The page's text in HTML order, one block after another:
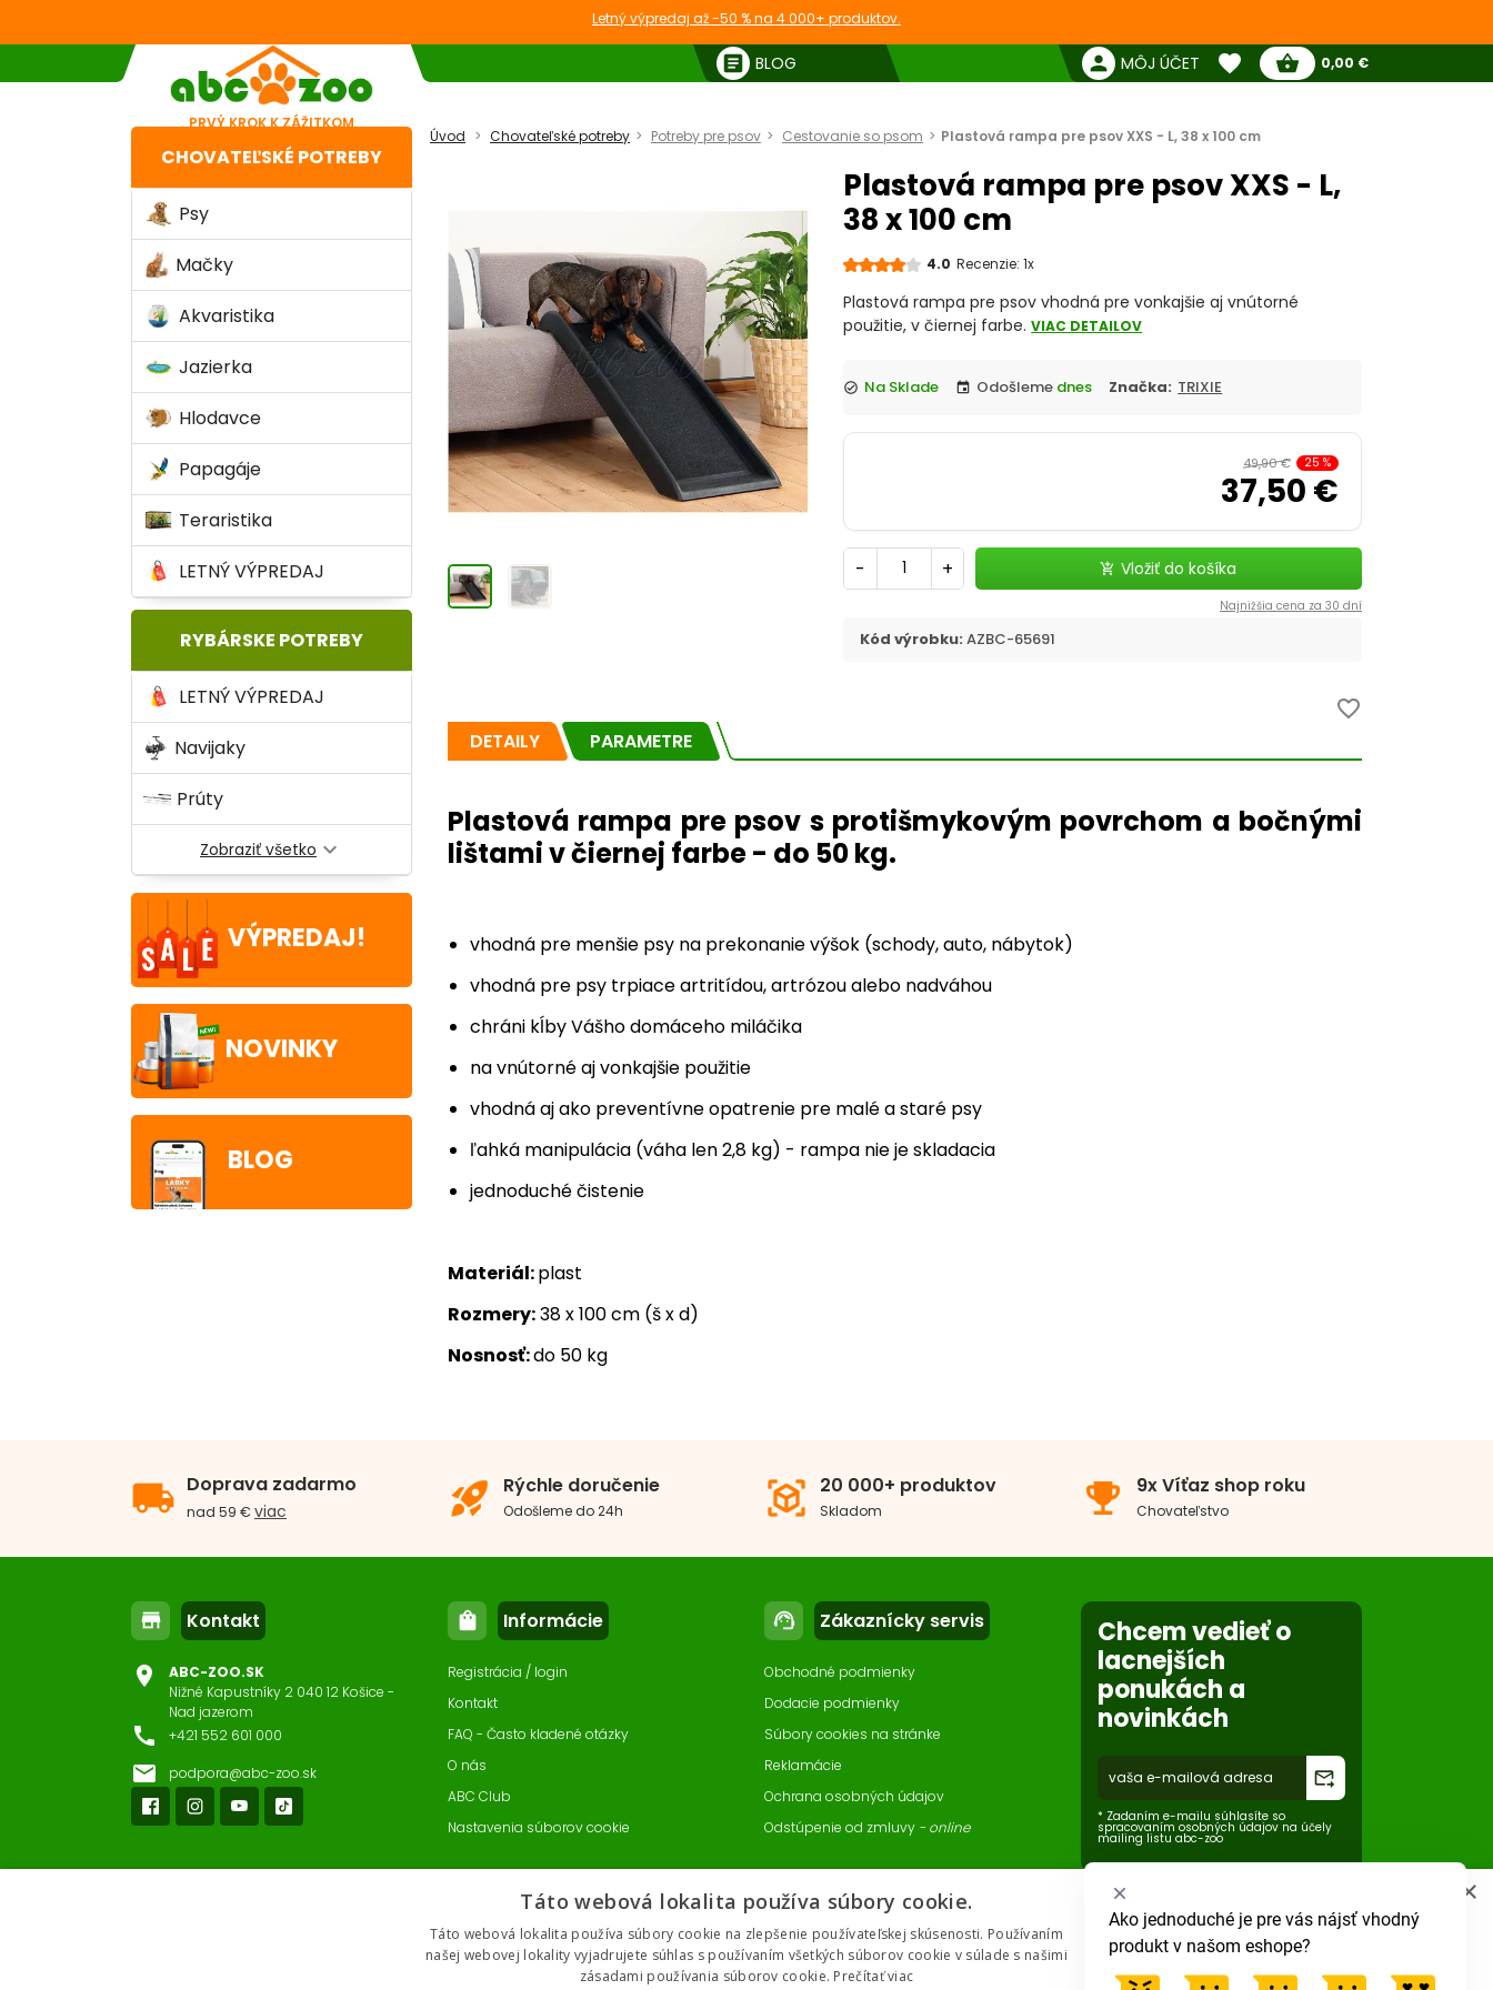
Letný výpredaj až -50 % na 4 000+ produktov.
PRVÝ KROK K ZÁŽITKOM
article BLOG person MÔJ ÚČET favorite
Obľúbené produkty
shopping_basket
Pokladňa
0,00 €
CHOVATEĽSKÉ POTREBY
Psy
Mačky
Akvaristika
Jazierka
Hlodavce
Papagáje
Teraristika
LETNÝ VÝPREDAJ
RYBÁRSKE POTREBY
LETNÝ VÝPREDAJ
Navijaky
Prúty
Zobraziť všetko expand_more
VÝPREDAJ!
NOVINKY
BLOG
Úvod Chovateľské potreby Potreby pre psov Cestovanie so psom Plastová rampa pre psov XXS - L, 38 x 100 cm
Plastová rampa pre psov XXS - L,
38 x 100 cm
4.0 Recenzie: 1x
Plastová rampa pre psov vhodná pre vonkajšie aj vnútorné
použitie, v čiernej farbe.VIAC DETAILOV
check_circle Na Sklade event Odošleme dnes Značka: TRIXIE
49,90 € 25 %
37,50 €
- + add_shopping_cart Vložiť do košíka
Najnižšia cena za 30 dní
Kód výrobku: AZBC-65691
favorite_border
DETAILY PARAMETRE
Plastová rampa pre psov s protišmykovým povrchom a bočnými
lištami v čiernej farbe - do 50 kg.
vhodná pre menšie psy na prekonanie výšok (schody, auto, nábytok)
vhodná pre psy trpiace artritídou, artrózou alebo nadváhou
chráni kĺby Vášho domáceho miláčika
na vnútorné aj vonkajšie použitie
vhodná aj ako preventívne opatrenie pre malé a staré psy
ľahká manipulácia (váha len 2,8 kg) - rampa nie je skladacia
jednoduché čistenie
Materiál:plast
Rozmery:38 x 100 cm (š x d)
Nosnosť:do 50 kg
Materiál Plast
0x
local_shipping Doprava zadarmo
nad 59 € viac rocket_launch Rýchle doručenie
Odošleme do 24h view_in_ar 20 000+ produktov
Skladom emoji_events 9x Víťaz shop roku
Chovateľstvo
store Kontakt
location_on
ABC-ZOO.SK
Nižné Kapustníky 2 040 12 Košice -
Nad jazerom
call +421 552 601 000
email podpora@abc-zoo.sk
shopping_bag Informácie
Registrácia / login
Kontakt
FAQ - Často kladené otázky
O nás
ABC Club
Nastavenia súborov cookie
support_agent Zákaznícky servis
Obchodné podmienky
Dodacie podmienky
Súbory cookies na stránke
Reklamácie
Ochrana osobných údajov
Odstúpenie od zmluvy - online
Chcem vedieť o
lacnejších
ponukách a
novinkách
forward_to_inbox
* Zadaním e-mailu súhlasíte so
spracovaním osobných údajov na účely
mailing listu abc-zoo
Ako jednoduché je pre vás nájsť vhodný
produkt v našom eshope?
Vyberte
možnosť
od
1
×
Táto webová lokalita používa súbory cookie.
Táto webová lokalita používa súbory cookie na zlepšenie používateľskej skúsenosti. Používaním
našej webovej lokality vyjadrujete súhlas s používaním všetkých súborov cookie v súlade s našimi
zásadami používania súborov cookie. Prečítať viac